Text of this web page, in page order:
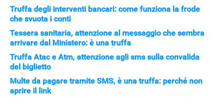
Truffa degli interventi bancari: come funziona la frode
che svuota i conti
Tessera sanitaria, attenzione al messaggio che sembra
arrivare dal Ministero: è una truffa
Truffa Atac e Atm, attenzione agli sms sulla convalida
del biglietto
Multe da pagare tramite SMS, è una truffa: perché non
aprire il link